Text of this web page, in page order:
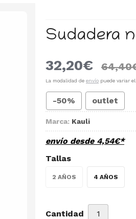
Sudadera
32,20€ 64,40
La modalidad de envío puede variar
-50% outlet
Marca: Kauli
envío desde 4,54€*
Tallas
2 AÑOS 4 AÑOS
Cantidad